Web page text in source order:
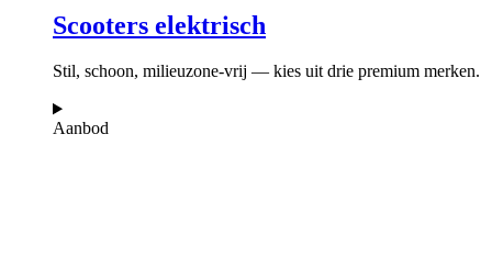
Scooters elektrisch
Stil, schoon, milieuzone-vrij — kies uit drie premium merken.
Aanbod